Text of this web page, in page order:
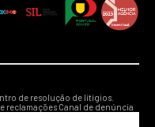
de resolução de litígios.
reclamações Canal de denúncia